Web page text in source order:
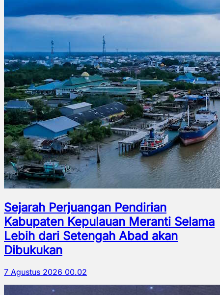
Sejarah Perjuangan Pendirian
Kabupaten Kepulauan Meranti Selama
Lebih dari Setengah Abad akan
Dibukukan
7 Agustus 2026 00.02